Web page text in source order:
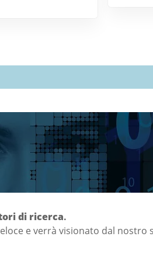
di ricerca.
e verrà visionato dal nostro